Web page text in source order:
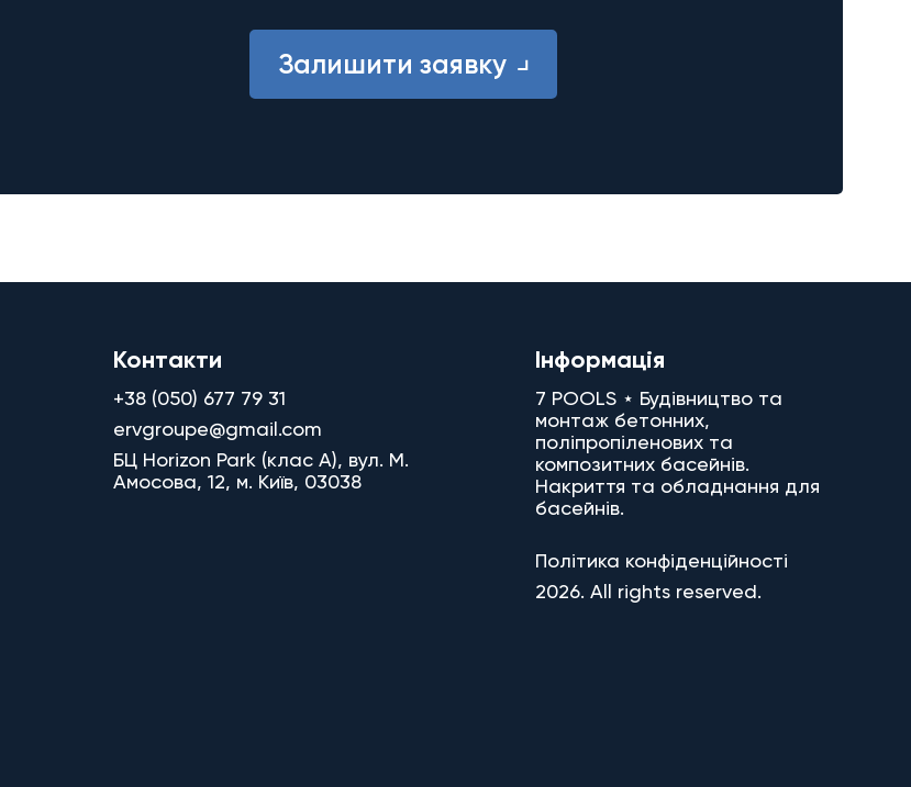
Залишити заявку
Контакти
+38 (050) 677 79 31
ervgroupe@gmail.com
БЦ Horizon Park (клас A), вул. М.
Амосова, 12, м. Київ, 03038
Інформація
7 POOLS ⋆ Будівництво та
монтаж бетонних,
поліпропіленових та
композитних басейнів.
Накриття та обладнання для
басейнів.
Політика конфіденційності
2026. All rights reserved.